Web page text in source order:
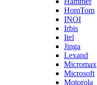
HomTom
INOI
Irbis
Itel
Jinga
Lexand
Micromax
Microsoft
Motorola